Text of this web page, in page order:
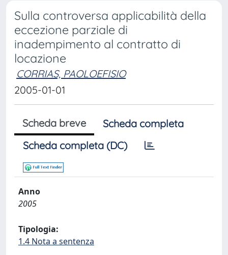
Sulla controversa applicabilità della
eccezione parziale di
inadempimento al contratto di
locazione
CORRIAS, PAOLOEFISIO
2005-01-01
Scheda breve
Scheda completa
Scheda completa (DC)
Anno
2005
Tipologia:
1.4 Nota a sentenza